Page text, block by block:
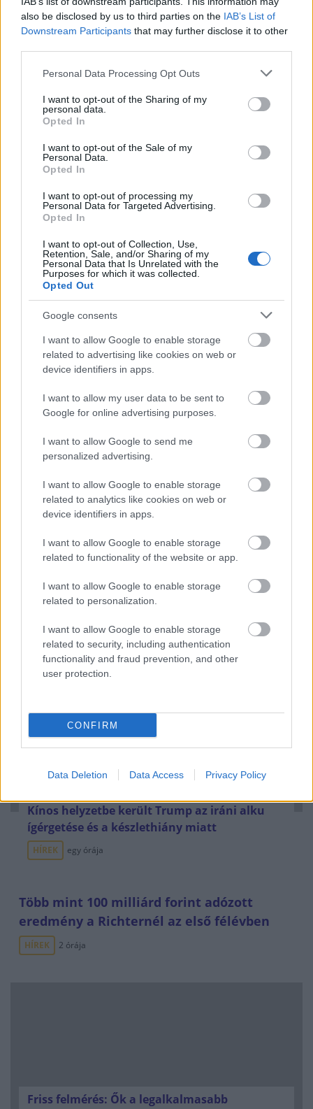
also be disclosed by us to third parties on the IAB’s List of
Downstream Participants that may further disclose it to other
Please note that this website/app uses one or more Google
not limited to your visit or usage behaviour. You may click to
grant or deny consent to Google and its third-party tags to
use your data for below specified purposes in below Google
consent section.
Personal Data Processing Opt Outs
I want to opt-out of the Sharing of my
personal data.
Opted In
I want to opt-out of the Sale of my
Personal Data.
Opted In
I want to opt-out of processing my
Personal Data for Targeted Advertising.
Opted In
I want to opt-out of Collection, Use,
Retention, Sale, and/or Sharing of my
Personal Data that Is Unrelated with the
Purposes for which it was collected.
Opted Out
Google consents
I want to allow Google to enable storage
related to advertising like cookies on web or
device identifiers in apps.
I want to allow my user data to be sent to
Google for online advertising purposes.
I want to allow Google to send me
personalized advertising.
I want to allow Google to enable storage
related to analytics like cookies on web or
device identifiers in apps.
I want to allow Google to enable storage
related to functionality of the website or app.
I want to allow Google to enable storage
related to personalization.
I want to allow Google to enable storage
related to security, including authentication
functionality and fraud prevention, and other
user protection.
CONFIRM
Data Deletion Data Access Privacy Policy
Minden idők legjövedelmezőbbje és
legdrágábbja volt az amerikai foci vb -
HÍREK 2026. júl. 20.
Mi lett Alain Delon vagyonával? Adóhatósági
csavar a sztoriban
Infláció-kommentár az elemzőktől: óriási
meglepetés a történelmi mélység
ELEMZÉSEK
Tarol a hőhullám Svájcban is, 80 éves
melegrekord dőlt meg
ELEMZÉSEK 2026. aug. 6.
FRISS HÍREK
Olcsóbb lett a sajt, a vaj és a friss zöldség,
6 perce
Kínos helyzetbe került Trump az iráni alku
ígérgetése és a készlethiány miatt
HÍREK egy órája
Több mint 100 milliárd forint adózott
eredmény a Richternél az első félévben
HÍREK 2 órája
Friss felmérés: Ők a legalkalmasabb